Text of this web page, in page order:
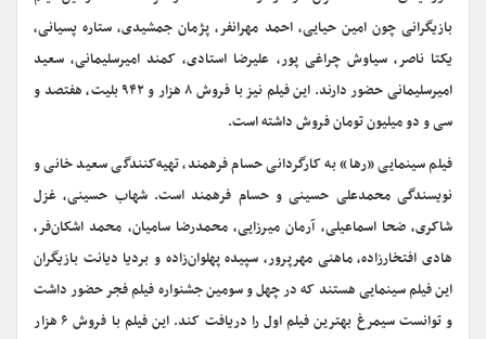
بازیگرانی چون امین حیایی، احمد مهرانفر، پژمان جمشیدی، ستاره پسیانی،
یکتا ناصر، سیاوش چراغی پور، علیرضا استادی، کمند امیرسلیمانی، سعید
امیرسلیمانی حضور دارند. این فیلم نیز با فروش ۸ هزار و ۹۴۲ بلیت، هفتصد و
سی و دو میلیون تومان فروش داشته است.
فیلم سینمایی «رها» به کارگردانی حسام فرهمند، تهیه‌کنندگی سعید خانی و
نویسندگی محمدعلی حسینی و حسام فرهمند است. شهاب حسینی، غزل
شاکری، ضحا اسماعیلی، آرمان میرزایی، محمدرضا سامیان، محمد اشکان‌فر،
هادی افتخارزاده، ماهنی مهرپرور، سپیده پهلوان‌زاده و بردیا دیانت بازیگران
این فیلم سینمایی هستند که در چهل و سومین جشنواره فیلم فجر حضور داشت
و توانست سیمرغ بهترین فیلم اول را دریافت کند. این فیلم با فروش ۶ هزار